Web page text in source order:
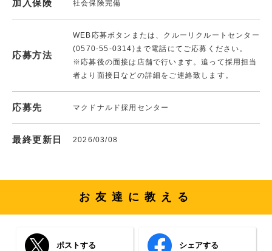
加入保険 社会保険完備
応募方法
WEB応募ボタンまたは、クルーリクルートセンター
(0570-55-0314)まで電話にてご応募ください。
※応募後の面接は店舗で行います。追って採用担当
者より面接日などの詳細をご連絡致します。
応募先 マクドナルド採用センター
最終更新日 2026/03/08
お友達に教える
ポストする シェアする